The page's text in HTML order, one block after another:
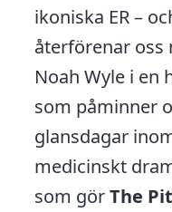
ikoniska ER –
återförenar oss
Noah Wyle i en
som påminner
glansdagar
medicinskt
som görThe